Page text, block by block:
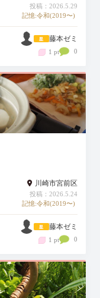
投稿：2026.5.29
記憶:令和(2019〜)
藤本ゼミ
1 pt 0
川崎市宮前区
投稿：2026.5.24
記憶:令和(2019〜)
藤本ゼミ
1 pt 0